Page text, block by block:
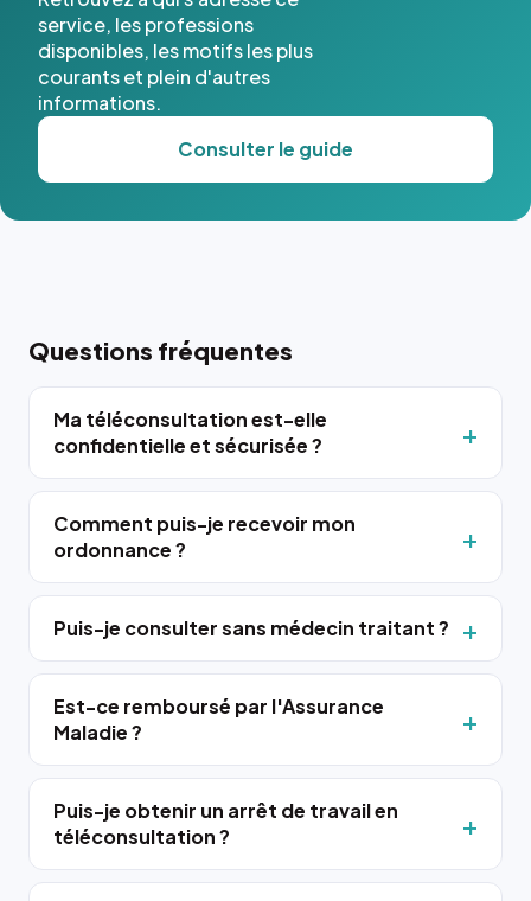
service, les professions
disponibles, les motifs les plus
courants et plein d'autres
informations.
Consulter le guide
Questions fréquentes
Ma téléconsultation est-elle
confidentielle et sécurisée ?
Comment puis-je recevoir mon
ordonnance ?
Puis-je consulter sans médecin traitant ?
Est-ce remboursé par l'Assurance
Maladie ?
Puis-je obtenir un arrêt de travail en
téléconsultation ?